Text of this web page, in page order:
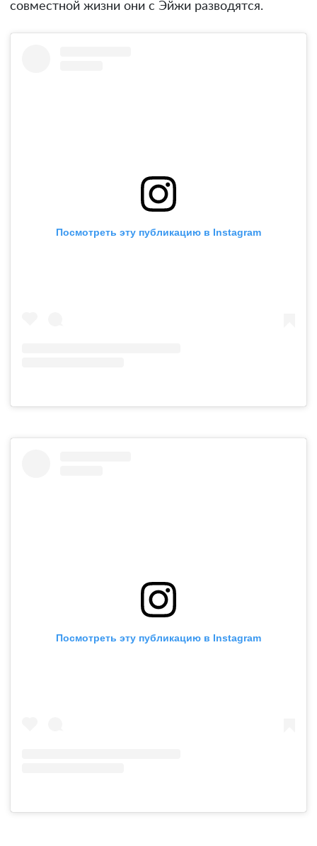
совместной жизни они с Эйжи разводятся.
Посмотреть эту публикацию в Instagram
Посмотреть эту публикацию в Instagram